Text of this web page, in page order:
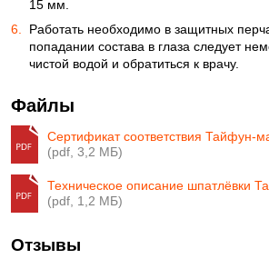
15 мм.
Работать необходимо в защитных
попадании состава в глаза следует
чистой водой и обратиться к врачу.
Файлы
Сертификат соответствия Тайфун-
(pdf, 3,2 МБ)
Техническое описание шпатлёвки
(pdf, 1,2 МБ)
Отзывы